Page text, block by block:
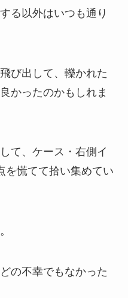
る以外はいつも通り
び出して、轢かれた
かったのかもしれま
て、ケース・右側イ
を慌てて拾い集めてい
の不幸でもなかった